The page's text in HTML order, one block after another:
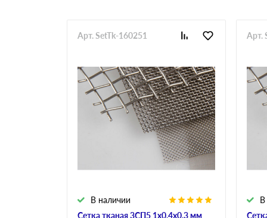
Сетка тканая 3СП5 1х0,4х0,3 мм
В наличии
Арт. SetTk-160251
В
Арт.